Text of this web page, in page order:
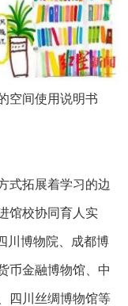
间使用说明书
拓展着学习的边
馆校协同育人实
川博物院、成都博
币金融博物馆、中
四川丝绸博物馆等